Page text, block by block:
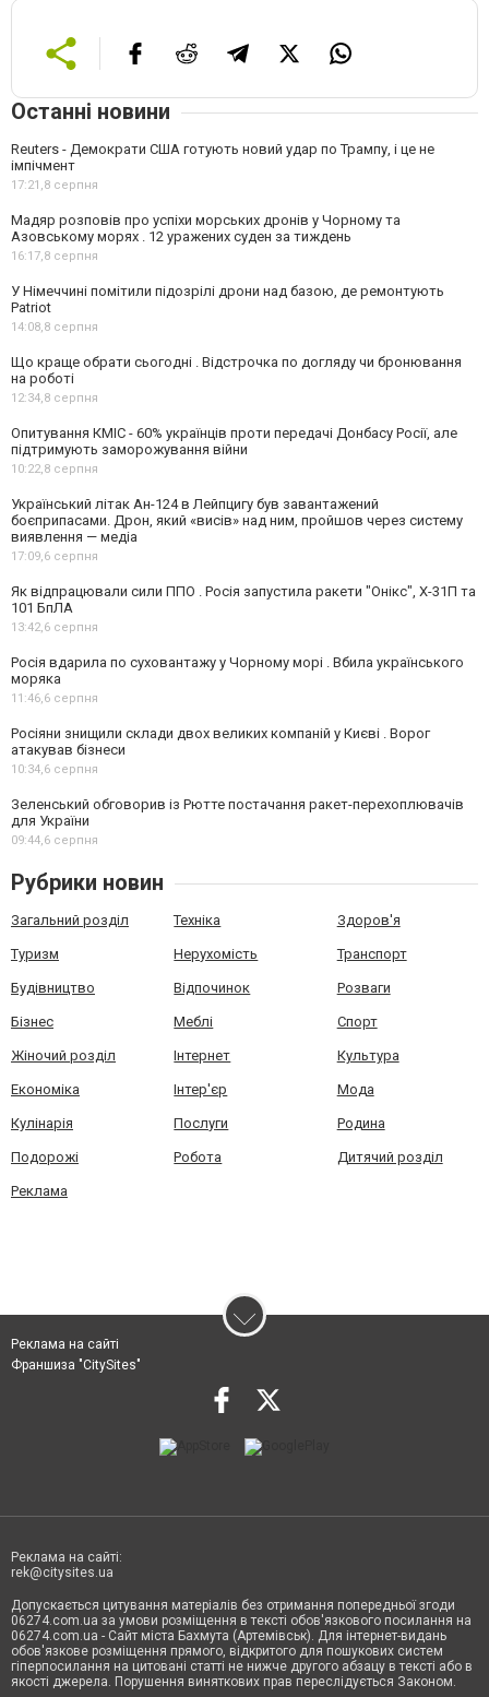
Останні новини
Reuters - Демократи США готують новий удар по Трампу, і це не
імпічмент
17:21,8 серпня
Мадяр розповів про успіхи морських дронів у Чорному та
Азовському морях . 12 уражених суден за тиждень
16:17,8 серпня
У Німеччині помітили підозрілі дрони над базою, де ремонтують
Patriot
14:08,8 серпня
Що краще обрати сьогодні . Відстрочка по догляду чи бронювання
на роботі
12:34,8 серпня
Опитування КМІС - 60% українців проти передачі Донбасу Росії, але
підтримують заморожування війни
10:22,8 серпня
Український літак Ан-124 в Лейпцигу був завантажений
боєприпасами. Дрон, який «висів» над ним, пройшов через систему
виявлення — медіа
17:09,6 серпня
Як відпрацювали сили ППО . Росія запустила ракети "Онікс", Х-31П та
101 БпЛА
13:42,6 серпня
Росія вдарила по суховантажу у Чорному морі . Вбила українського
моряка
11:46,6 серпня
Росіяни знищили склади двох великих компаній у Києві . Ворог
атакував бізнеси
10:34,6 серпня
Зеленський обговорив із Рютте постачання ракет-перехоплювачів
для України
09:44,6 серпня
Рубрики новин
Загальний розділ Техніка Здоров'я
Туризм Нерухомість Транспорт
Будівництво Відпочинок Розваги
Бізнес Меблі Спорт
Жіночий розділ Інтернет Культура
Економіка Інтер'єр Мода
Кулінарія Послуги Родина
Подорожі Робота Дитячий розділ
Реклама
Реклама на сайті
Франшиза "CitySites"
Реклама на сайті:
rek@citysites.ua
Допускається цитування матеріалів без отримання попередньої згоди
06274.com.ua за умови розміщення в тексті обов'язкового посилання на
06274.com.ua - Сайт міста Бахмута (Артемівськ). Для інтернет-видань
обов'язкове розміщення прямого, відкритого для пошукових систем
гіперпосилання на цитовані статті не нижче другого абзацу в тексті або в
якості джерела. Порушення виняткових прав переслідується Законом.